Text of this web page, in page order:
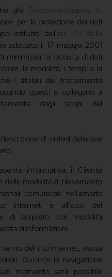
alla
Raccomandazione n.
per la protezione dei dati
istituito dall'art. 29 della
adottato il 17 maggio 2001
minimi per la raccolta di dati
le modalità, i tempi e la
i titolari del trattamento
questi si collegano a
dagli scopi del
di sintesi delle sue
informativa, il Cliente
delle modalità di rilevamento
comunicati nell’ambito
internet e all’atto del
di acquisto con modalità
di informazioni.
del sito internet, senza
Durante la navigazione
momento sarà possibile